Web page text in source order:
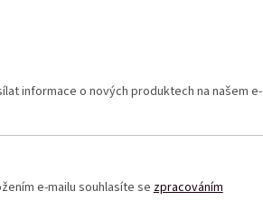
informace o nových produktech na našem e-
e-mailu souhlasíte sezpracováním